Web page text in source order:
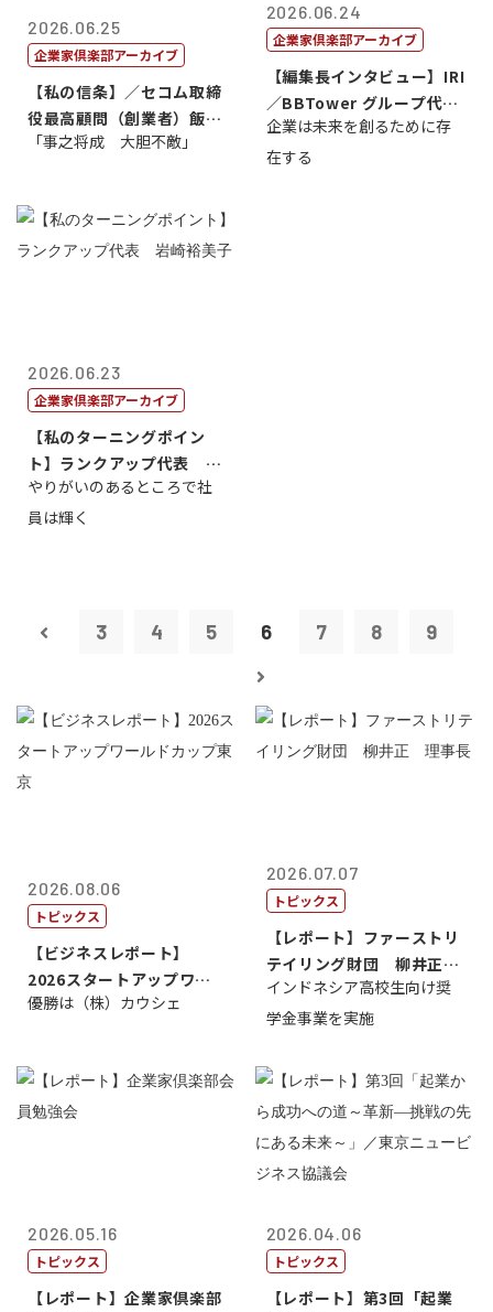
2026.06.25
企業家倶楽部アーカイブ
【私の信条】／セコム取締
役最高顧問（創業者）飯田
亮
「事之将成 大胆不敵」
2026.06.24
企業家倶楽部アーカイブ
【編集長インタビュー】IRI
／BBTower グループ代表
藤...
企業は未来を創るために存
在する
2026.06.23
企業家倶楽部アーカイブ
【私のターニングポイン
ト】ランクアップ代表 岩
崎裕美子
やりがいのあるところで社
員は輝く
3 4 5 6 7 8 9
2026.08.06
トピックス
【ビジネスレポート】
2026スタートアップワー
ルドカップ東京
優勝は（株）カウシェ
2026.07.07
トピックス
【レポート】ファーストリ
テイリング財団 柳井正
理事長
インドネシア高校生向け奨
学金事業を実施
2026.05.16
トピックス
【レポート】企業家倶楽部
2026.04.06
トピックス
【レポート】第3回「起業